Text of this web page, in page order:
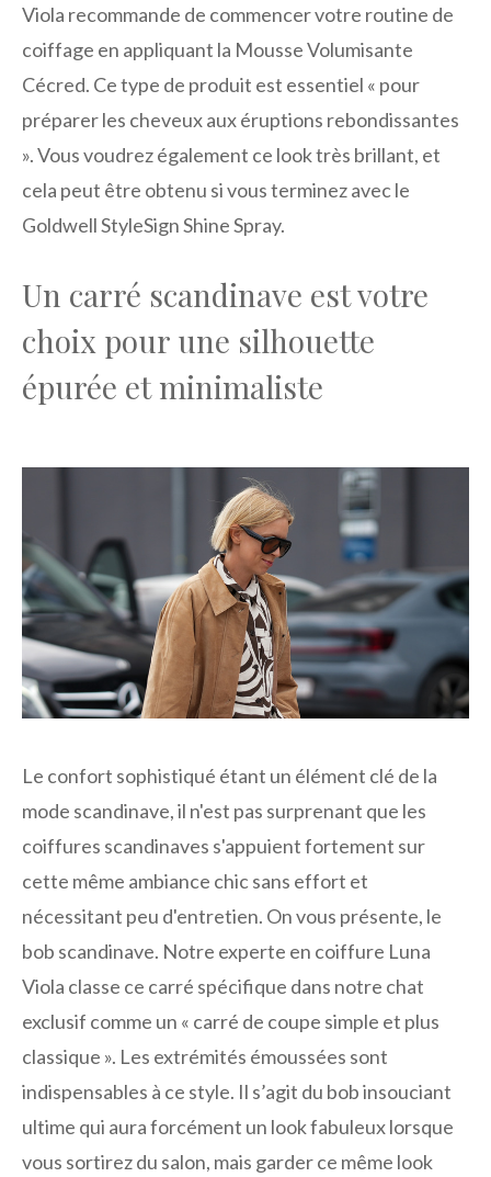
Viola recommande de commencer votre routine de
coiffage en appliquant la Mousse Volumisante
Cécred. Ce type de produit est essentiel « pour
préparer les cheveux aux éruptions rebondissantes
». Vous voudrez également ce look très brillant, et
cela peut être obtenu si vous terminez avec le
Goldwell StyleSign Shine Spray.
Un carré scandinave est votre
choix pour une silhouette
épurée et minimaliste
Le confort sophistiqué étant un élément clé de la
mode scandinave, il n'est pas surprenant que les
coiffures scandinaves s'appuient fortement sur
cette même ambiance chic sans effort et
nécessitant peu d'entretien. On vous présente, le
bob scandinave. Notre experte en coiffure Luna
Viola classe ce carré spécifique dans notre chat
exclusif comme un « carré de coupe simple et plus
classique ». Les extrémités émoussées sont
indispensables à ce style. Il s’agit du bob insouciant
ultime qui aura forcément un look fabuleux lorsque
vous sortirez du salon, mais garder ce même look